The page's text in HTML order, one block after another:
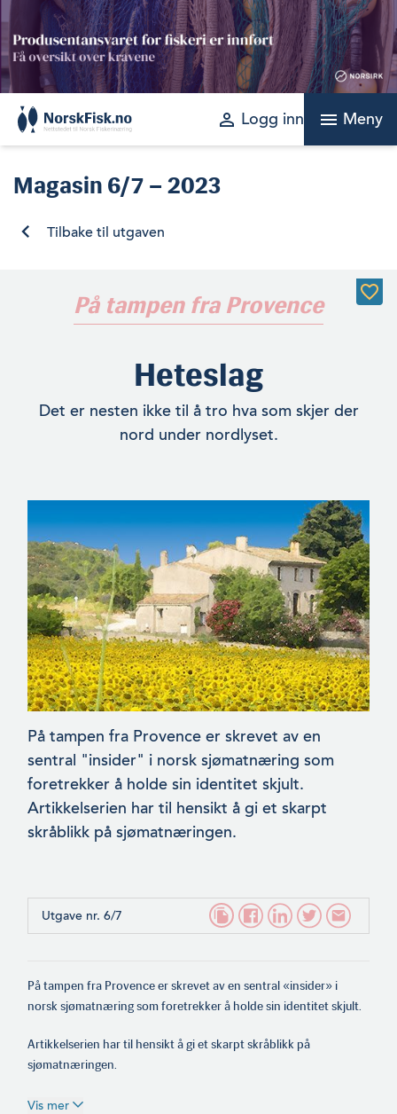
Skip
to
content
perm_identity Logg inn menu Meny
Magasin 6/7 – 2023
Tilbake til utgaven
På tampen fra Provence
Heteslag
Det er nesten ikke til å tro hva som skjer der
nord under nordlyset.
På tampen fra Provence er skrevet av en
sentral "insider" i norsk sjømatnæring som
foretrekker å holde sin identitet skjult.
Artikkelserien har til hensikt å gi et skarpt
skråblikk på sjømatnæringen.
Utgave nr. 6/7
På tampen fra Provence er skrevet av en sentral «insider» i
norsk sjømatnæring som foretrekker å holde sin identitet skjult.
Artikkelserien har til hensikt å gi et skarpt skråblikk på
sjømatnæringen.
Vis mer